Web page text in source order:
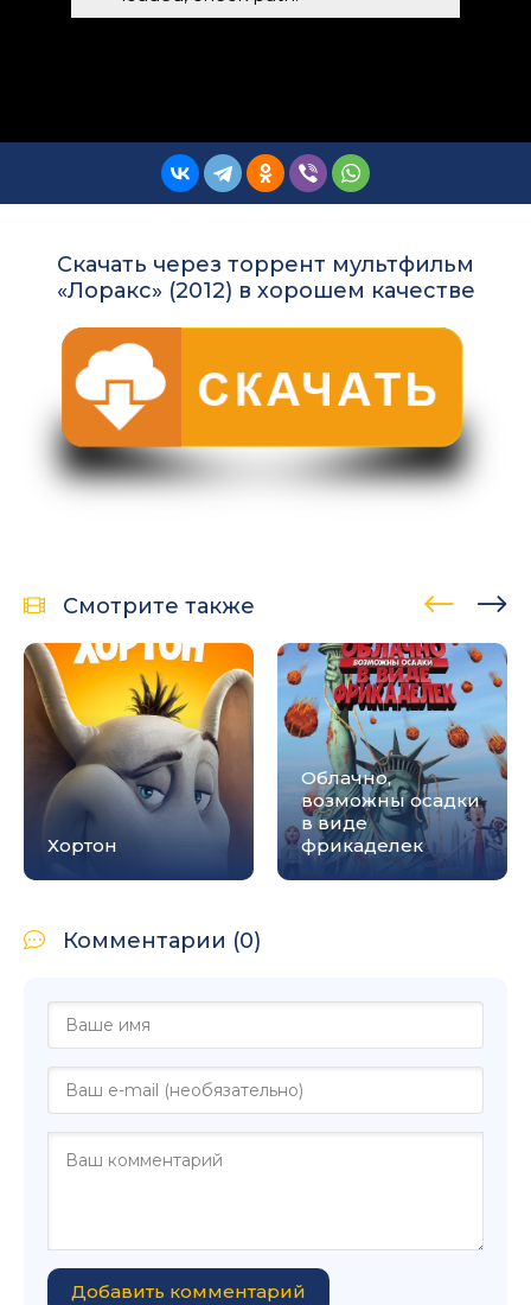
Скачать через торрент мультфильм
«Лоракс» (2012) в хорошем качестве
Смотрите также
Хортон
Облачно,
возможны осадки
в виде
фрикаделек
Комментарии (0)
Добавить комментарий